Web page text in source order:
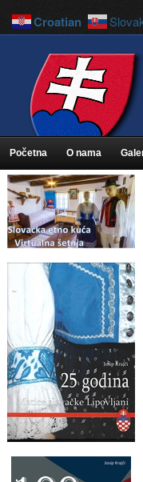
Početna O nama
Croatian